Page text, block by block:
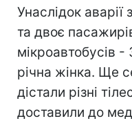
Унаслідок аварії
та двоє
мікроавтобусів -
річна жінка. Ще
дістали різні
доставили до